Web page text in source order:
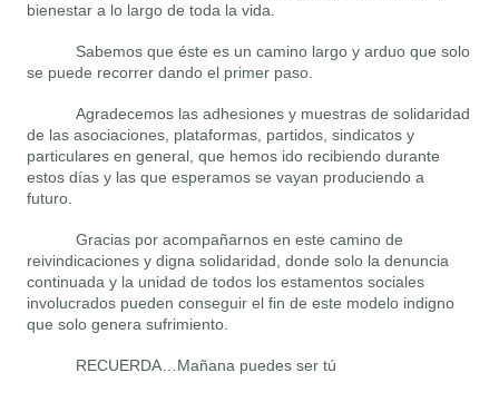
bienestar a lo largo de toda la vida.
Sabemos que éste es un camino largo y arduo que solo
se puede recorrer dando el primer paso.
Agradecemos las adhesiones y muestras de solidaridad
de las asociaciones, plataformas, partidos, sindicatos y
particulares en general, que hemos ido recibiendo durante
estos días y las que esperamos se vayan produciendo a
futuro.
Gracias por acompañarnos en este camino de
reivindicaciones y digna solidaridad, donde solo la denuncia
continuada y la unidad de todos los estamentos sociales
involucrados pueden conseguir el fin de este modelo indigno
que solo genera sufrimiento.
RECUERDA…Mañana puedes ser tú